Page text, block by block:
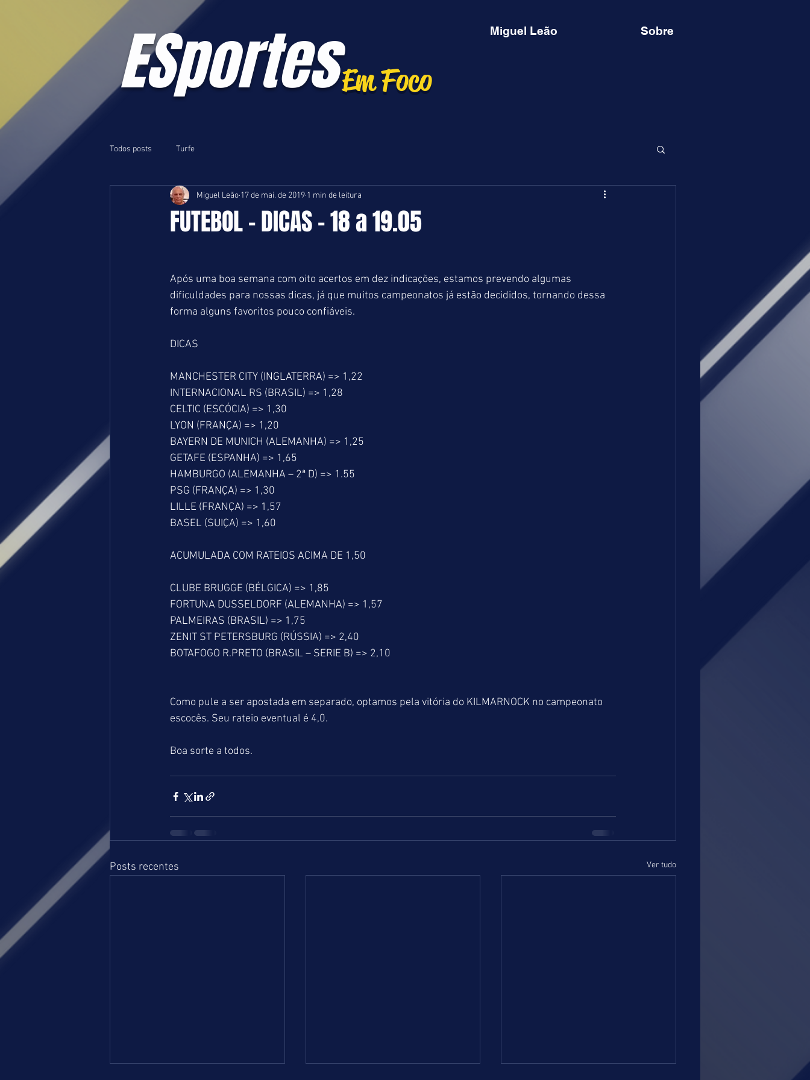
ESportesEm Foco
Miguel Leão Sobre
Todos posts Turfe
FUTEBOL - DICAS - 18 a 19.05
Miguel Leão 17 de mai. de 2019 1 min de leitura
Após uma boa semana com oito acertos em dez indicações, estamos prevendo algumas
dificuldades para nossas dicas, já que muitos campeonatos já estão decididos, tornando dessa
forma alguns favoritos pouco confiáveis.
DICAS
MANCHESTER CITY (INGLATERRA) => 1,22
INTERNACIONAL RS (BRASIL) => 1,28
CELTIC (ESCÓCIA) => 1,30
LYON (FRANÇA) => 1,20
BAYERN DE MUNICH (ALEMANHA) => 1,25
GETAFE (ESPANHA) => 1,65
HAMBURGO (ALEMANHA – 2ª D) => 1.55
PSG (FRANÇA) => 1,30
LILLE (FRANÇA) => 1,57
BASEL (SUIÇA) => 1,60
ACUMULADA COM RATEIOS ACIMA DE 1,50
CLUBE BRUGGE (BÉLGICA) => 1,85
FORTUNA DUSSELDORF (ALEMANHA) => 1,57
PALMEIRAS (BRASIL) => 1,75
ZENIT ST PETERSBURG (RÚSSIA) => 2,40
BOTAFOGO R.PRETO (BRASIL – SERIE B) => 2,10
Como pule a ser apostada em separado, optamos pela vitória do KILMARNOCK no campeonato
escocês. Seu rateio eventual é 4,0.
Boa sorte a todos.
Posts recentes Ver tudo